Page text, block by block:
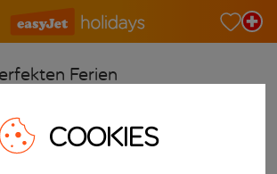
Ferien
FlughäfenCOOKIES